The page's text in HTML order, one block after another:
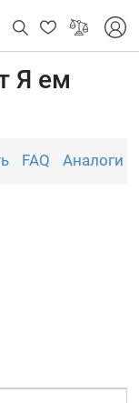
Я ем
FAQ Аналоги